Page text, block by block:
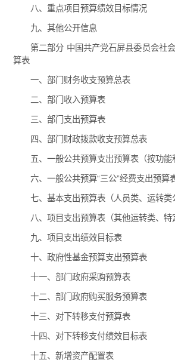
八、重点项目预算绩效目标情况
九、其他公开信息
第二部分 中国共产党石屏县委员会社
算表
一、部门财务收支预算总表
二、部门收入预算表
三、部门支出预算表
四、部门财政拨款收支预算总表
五、一般公共预算支出预算表（按功能
六、一般公共预算“三公”经费支出预算
七、基本支出预算表（人员类、运转类
八、项目支出预算表（其他运转类、特
九、项目支出绩效目标表
十、政府性基金预算支出预算表
十一、部门政府采购预算表
十二、部门政府购买服务预算表
十三、对下转移支付预算表
十四、对下转移支付绩效目标表
十五、新增资产配置表